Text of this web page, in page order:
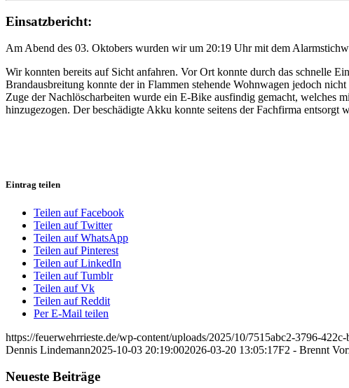
Einsatzbericht:
Am Abend des 03. Oktobers wurden wir um 20:19 Uhr mit dem
Wir konnten bereits auf Sicht anfahren. Vor Ort konnte durch das schnelle
Brandausbreitung konnte der in Flammen stehende Wohnwagen jedoch
Zuge der Nachlöscharbeiten wurde ein E-Bike ausfindig gemacht, welches
hinzugezogen. Der beschädigte Akku konnte seitens der Fachfirma
Eintrag teilen
Teilen auf Facebook
Teilen auf Twitter
Teilen auf WhatsApp
Teilen auf Pinterest
Teilen auf LinkedIn
Teilen auf Tumblr
Teilen auf Vk
Teilen auf Reddit
Per E-Mail teilen
https://feuerwehrrieste.de/wp-content/uploads/2025/10/7515abc2-3796-
Dennis Lindemann2025-10-03 20:19:002026-03-20 13:05:17F2 - Brennt
Neueste Beiträge